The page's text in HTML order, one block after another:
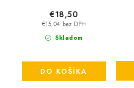
Skladom
€15,04 bez DPH
€18,50
DO KOŠÍKA